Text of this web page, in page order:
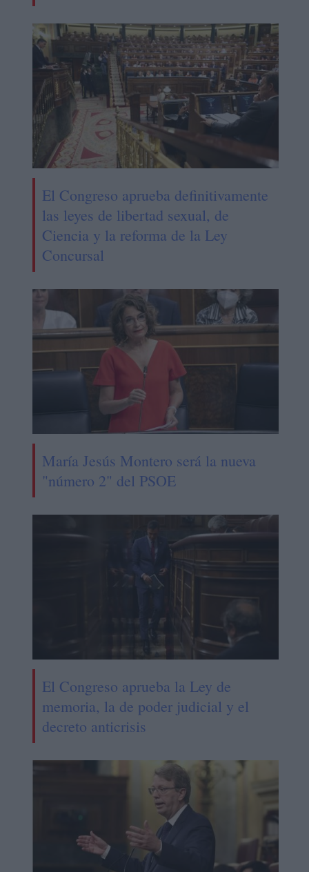
El Congreso aprueba definitivamente
las leyes de libertad sexual, de
Ciencia y la reforma de la Ley
Concursal
María Jesús Montero será la nueva
"número 2" del PSOE
El Congreso aprueba la Ley de
memoria, la de poder judicial y el
decreto anticrisis